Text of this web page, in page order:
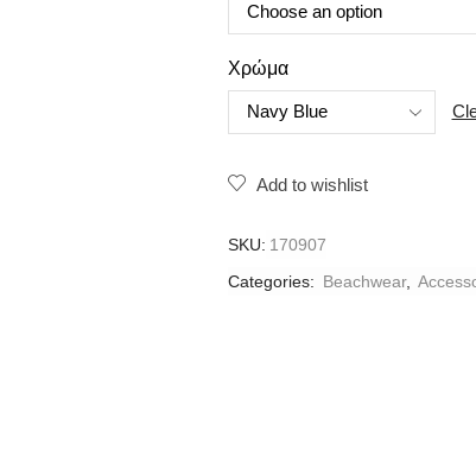
Χρώμα
Add to wishlist
SKU: 170907
Categories: Beachwear,